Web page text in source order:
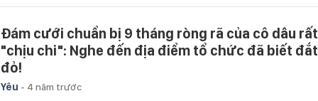
Đám cưới chuẩn bị 9 tháng ròng rã của cô dâu rất
"chịu chi": Nghe đến địa điểm tổ chức đã biết đắt
đỏ!
Yêu - 4 năm trước